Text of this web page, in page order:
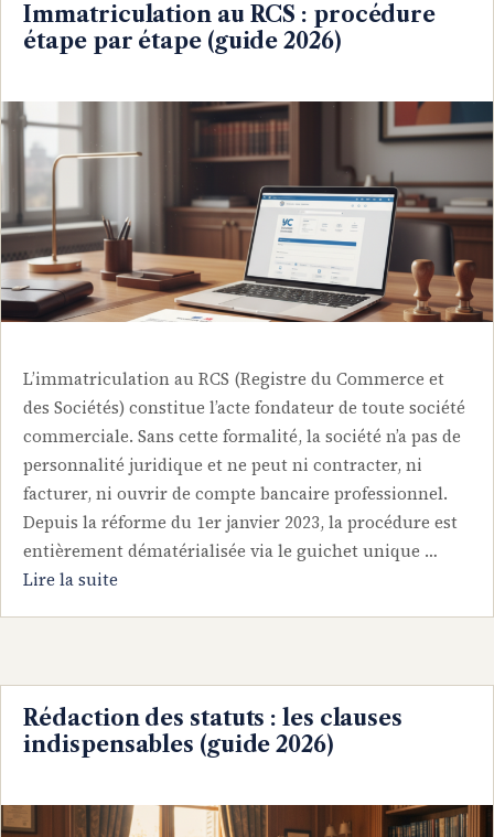
Immatriculation au RCS : procédure
étape par étape (guide 2026)
L’immatriculation au RCS (Registre du Commerce et
des Sociétés) constitue l’acte fondateur de toute société
commerciale. Sans cette formalité, la société n’a pas de
personnalité juridique et ne peut ni contracter, ni
facturer, ni ouvrir de compte bancaire professionnel.
Depuis la réforme du 1er janvier 2023, la procédure est
entièrement dématérialisée via le guichet unique …
Lire la suite
Rédaction des statuts : les clauses
indispensables (guide 2026)